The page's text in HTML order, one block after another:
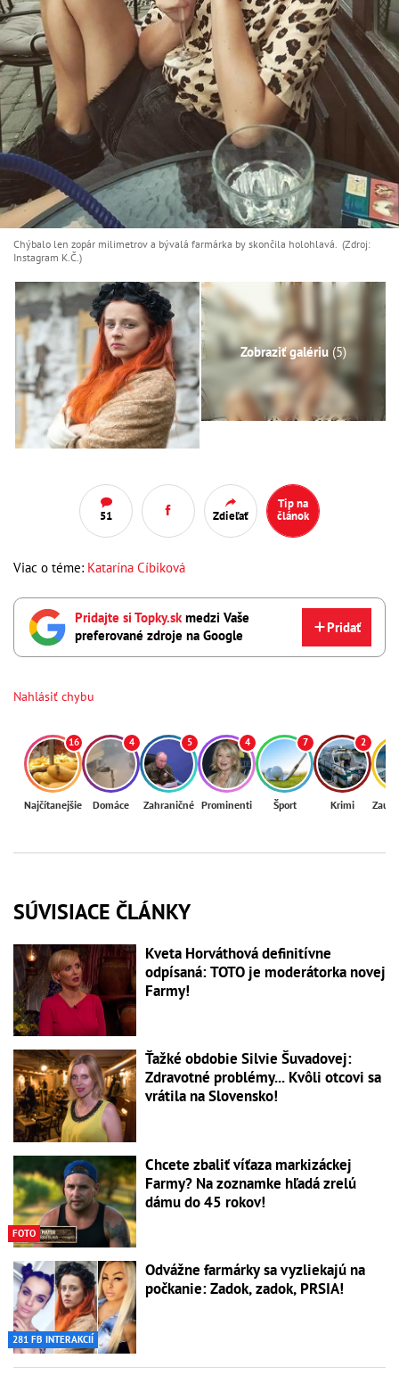
Chýbalo len zopár milimetrov a bývalá farmárka by skončila holohlavá. (Zdroj:
Instagram K.Č.)
Zobraziť galériu (5)
51 Zdieľať
Tip na
článok
Viac o téme: Katarína Cíbiková
Pridajte si Topky.skmedzi Vaše
preferované zdroje na Google
Pridať
Nahlásiť chybu
16
Najčítanejšie
4
Domáce
5
Zahraničné
4
Prominenti
7
Šport
2
Krimi
SÚVISIACE ČLÁNKY
Kveta Horváthová definitívne
odpísaná: TOTO je moderátorka novej
Farmy!
Ťažké obdobie Silvie Šuvadovej:
Zdravotné problémy... Kvôli otcovi sa
vrátila na Slovensko!
FOTO
Chcete zbaliť víťaza markizáckej
Farmy? Na zoznamke hľadá zrelú
dámu do 45 rokov!
281 FB INTERAKCIÍ
Odvážne farmárky sa vyzliekajú na
počkanie: Zadok, zadok, PRSIA!